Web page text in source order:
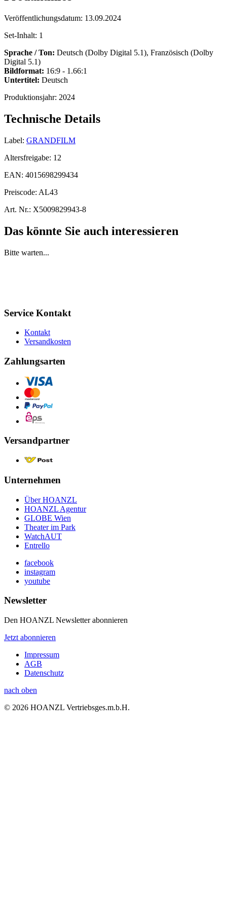
Veröffentlichungsdatum: 13.09.2024
Set-Inhalt: 1
Sprache / Ton: Deutsch (Dolby Digital 5.1), Französisch (Dolby
Digital 5.1)
Bildformat: 16:9 - 1.66:1
Untertitel: Deutsch
Produktionsjahr: 2024
Technische Details
Label: GRANDFILM
Altersfreigabe: 12
EAN: 4015698299434
Preiscode: AL43
Art. Nr.: X5009829943-8
Das könnte Sie auch interessieren
Bitte warten...
Service Kontakt
Kontakt
Versandkosten
Zahlungsarten
Versandpartner
Unternehmen
Über HOANZL
HOANZL Agentur
GLOBE Wien
Theater im Park
WatchAUT
Entrello
facebook
instagram
youtube
Newsletter
Den HOANZL Newsletter abonnieren
Jetzt abonnieren
Impressum
AGB
Datenschutz
nach oben
© 2026 HOANZL Vertriebsges.m.b.H.